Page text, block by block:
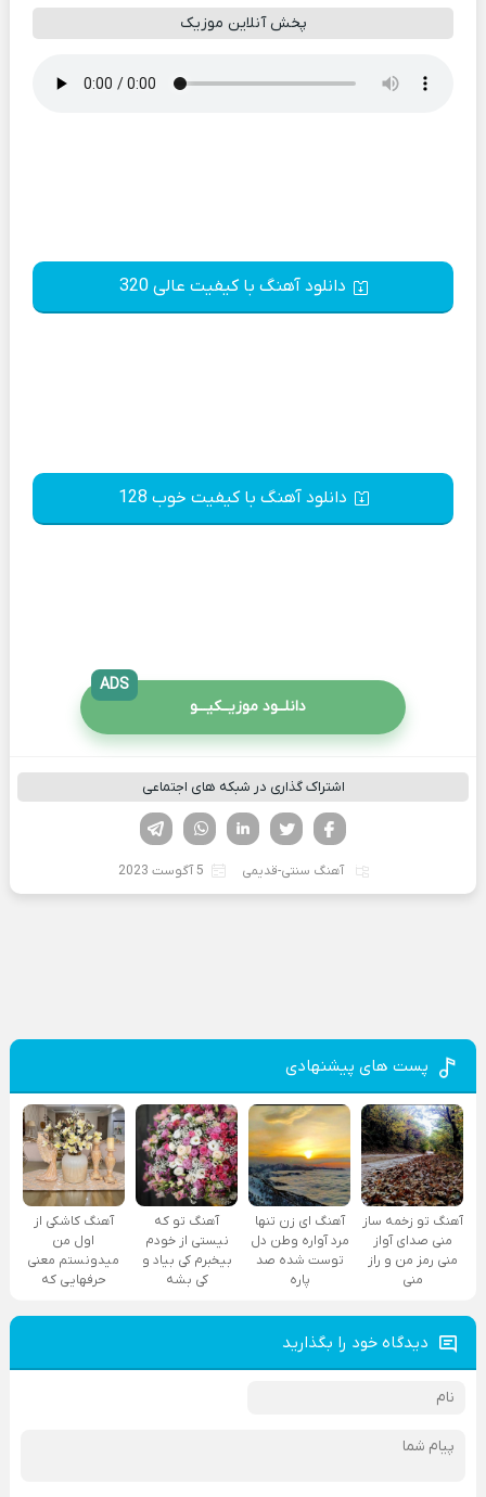
پخش آنلاین موزیک
دانلود آهنگ با کیفیت عالی 320
دانلود آهنگ با کیفیت خوب 128
دانلــود موزیــکیـــو
ADS
اشتراک گذاری در شبکه های اجتماعی
لینکدین تویتر
فیسوک
آهنگ سنتی-قدیمی 5 آگوست 2023
پست های پیشنهادی
آهنگ تو زخمه ساز
منی صدای آواز
منی رمز من و راز
منی
آهنگ ای زن تنها
مرد آواره وطن دل
توست شده صد
پاره
آهنگ تو که
نیستی از خودم
بیخبرم کی بیاد و
کی بشه
آهنگ کاشکی از
اول من
میدونستم معنی
حرفهایی که
دیدگاه خود را بگذارید